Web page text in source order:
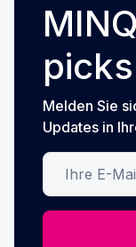
Melden Sie
Updates in
Ihre E-Mail-